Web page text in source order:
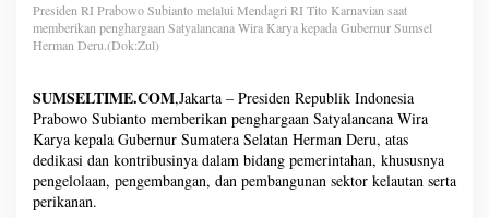
Presiden RI Prabowo Subianto melalui Mendagri RI Tito Karnavian saat
memberikan penghargaan Satyalancana Wira Karya kepada Gubernur Sumsel
Herman Deru.(Dok:Zul)
SUMSELTIME.COM,Jakarta – Presiden Republik Indonesia
Prabowo Subianto memberikan penghargaan Satyalancana Wira
Karya kepala Gubernur Sumatera Selatan Herman Deru, atas
dedikasi dan kontribusinya dalam bidang pemerintahan, khususnya
pengelolaan, pengembangan, dan pembangunan sektor kelautan serta
perikanan.